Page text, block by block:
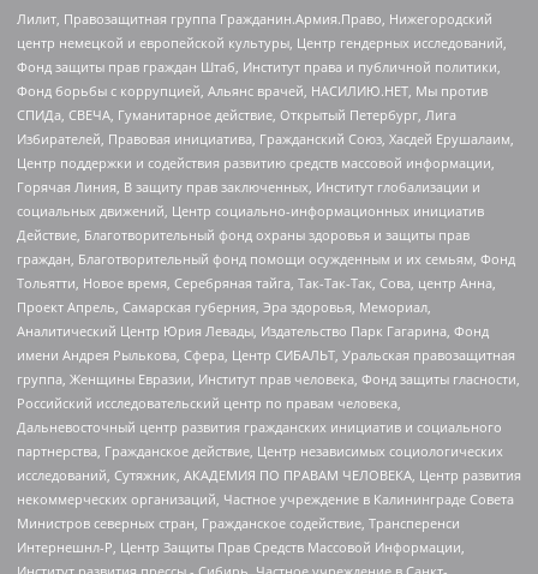
Лилит, Правозащитная группа Гражданин.Армия.Право, Нижегородский
центр немецкой и европейской культуры, Центр гендерных исследований,
Фонд защиты прав граждан Штаб, Институт права и публичной политики,
Фонд борьбы с коррупцией, Альянс врачей, НАСИЛИЮ.НЕТ, Мы против
СПИДа, СВЕЧА, Гуманитарное действие, Открытый Петербург, Лига
Избирателей, Правовая инициатива, Гражданский Союз, Хасдей Ерушалаим,
Центр поддержки и содействия развитию средств массовой информации,
Горячая Линия, В защиту прав заключенных, Институт глобализации и
социальных движений, Центр социально-информационных инициатив
Действие, Благотворительный фонд охраны здоровья и защиты прав
граждан, Благотворительный фонд помощи осужденным и их семьям, Фонд
Тольятти, Новое время, Серебряная тайга, Так-Так-Так, Сова, центр Анна,
Проект Апрель, Самарская губерния, Эра здоровья, Мемориал,
Аналитический Центр Юрия Левады, Издательство Парк Гагарина, Фонд
имени Андрея Рылькова, Сфера, Центр СИБАЛЬТ, Уральская правозащитная
группа, Женщины Евразии, Институт прав человека, Фонд защиты гласности,
Российский исследовательский центр по правам человека,
Дальневосточный центр развития гражданских инициатив и социального
партнерства, Гражданское действие, Центр независимых социологических
исследований, Сутяжник, АКАДЕМИЯ ПО ПРАВАМ ЧЕЛОВЕКА, Центр развития
некоммерческих организаций, Частное учреждение в Калининграде Совета
Министров северных стран, Гражданское содействие, Трансперенси
Интернешнл-Р, Центр Защиты Прав Средств Массовой Информации,